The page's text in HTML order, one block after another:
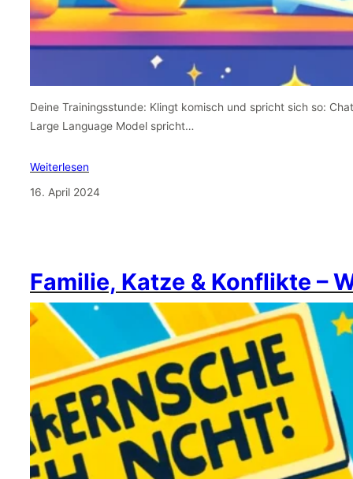
Deine Trainingsstunde: Klingt komisch und spricht sich so:
Large Language Model spricht…
Weiterlesen
16. April 2024
Familie, Katze & Konflikte –